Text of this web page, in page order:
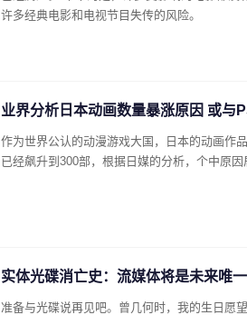
许多经典电影和电视节目失传的风险。
业界分析日本动画数量暴涨原因 或与
作为世界公认的动漫游戏大国，日本的动画作
已经飙升到300部，根据日媒的分析，个中原因
实体光碟消亡史：流媒体将是未来唯一
准备与光碟说再见吧。曾几何时，我的生日愿